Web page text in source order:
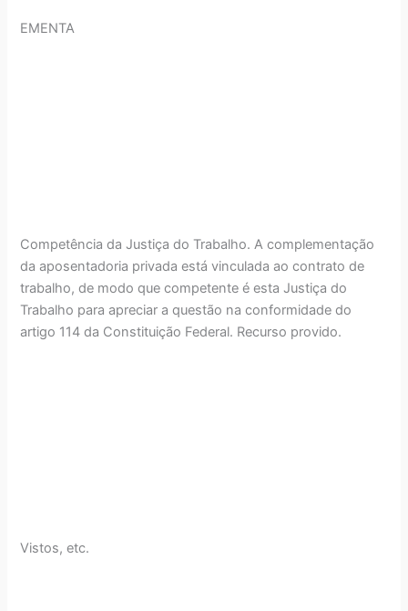
EMENTA
Competência da Justiça do Trabalho. A complementação
da aposentadoria privada está vinculada ao contrato de
trabalho, de modo que competente é esta Justiça do
Trabalho para apreciar a questão na conformidade do
artigo 114 da Constituição Federal. Recurso provido.
Vistos, etc.